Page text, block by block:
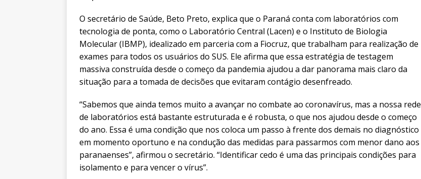
O secretário de Saúde, Beto Preto, explica que o Paraná conta com laboratórios com
tecnologia de ponta, como o Laboratório Central (Lacen) e o Instituto de Biologia
Molecular (IBMP), idealizado em parceria com a Fiocruz, que trabalham para realização de
exames para todos os usuários do SUS. Ele afirma que essa estratégia de testagem
massiva construída desde o começo da pandemia ajudou a dar panorama mais claro da
situação para a tomada de decisões que evitaram contágio desenfreado.
“Sabemos que ainda temos muito a avançar no combate ao coronavírus, mas a nossa rede
de laboratórios está bastante estruturada e é robusta, o que nos ajudou desde o começo
do ano. Essa é uma condição que nos coloca um passo à frente dos demais no diagnóstico
em momento oportuno e na condução das medidas para passarmos com menor dano aos
paranaenses”, afirmou o secretário. “Identificar cedo é uma das principais condições para
isolamento e para vencer o vírus”.